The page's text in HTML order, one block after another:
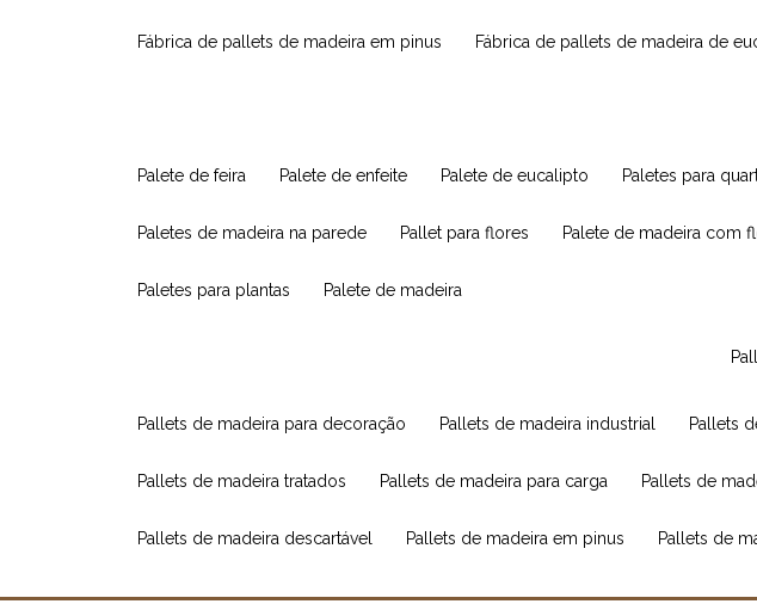
fábrica de pallets de madeira em pinus fábrica de pallets de madeira de
palete de feira palete de enfeite palete de eucalipto paletes para
paletes de madeira na parede pallet para flores palete de madeira com
paletes para plantas palete de madeira
pallets de madeira para decoração pallets de madeira industrial pallets
pallets de madeira tratados pallets de madeira para carga pallets de
pallets de madeira descartável pallets de madeira em pinus pallets de